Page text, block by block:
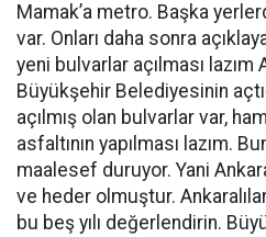
Mamak’a metro. Başka
var. Onları daha sonra
yeni bulvarlar açılması
Büyükşehir Belediyesinin
açılmış olan bulvarlar var,
asfaltının yapılması lazım.
maalesef duruyor. Yani
ve heder olmuştur.
bu beş yılı değerlendirin.